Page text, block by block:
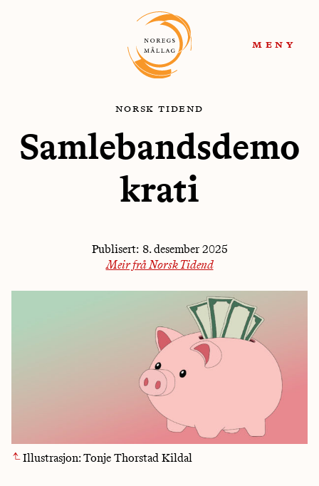
meny
norsk tidend
Samlebandsdemo
krati
Publisert: 8. desember 2025
Meir frå Norsk Tidend
Illustrasjon: Tonje Thorstad Kildal